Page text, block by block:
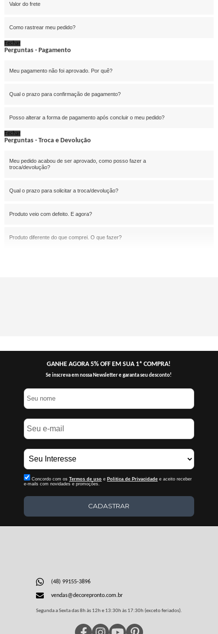
Valor do frete
Como rastrear meu pedido?
Fechar
Perguntas - Pagamento
Meu pagamento não foi aprovado. Por quê?
Qual o prazo para confirmação de pagamento?
Posso alterar a forma de pagamento após concluir o meu pedido?
Fechar
Perguntas - Troca e Devolução
Meu pedido acabou de ser aprovado, como posso fazer a
troca/devolução?
Qual o prazo para solicitar a troca/devolução?
Produto veio com defeito. E agora?
Produto diferente do que comprei. O que fazer?
GANHE AGORA 5% OFF EM SUA 1ª COMPRA!
Se inscreva em nossa Newsletter e garanta seu desconto!
Concordo com os Termos de uso e Politica de Privacidadee aceito receber
e-mails com novidades e promoções.
CADASTRAR
(48) 99155-3896
vendas@decorepronto.com.br
Segunda a Sexta das 8h às 12h e 13:30h às 17:30h (exceto feriados).